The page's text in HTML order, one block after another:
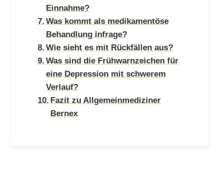
Einnahme?
Was kommt als medikamentöse
Behandlung infrage?
Wie sieht es mit Rückfällen aus?
Was sind die Frühwarnzeichen für
eine Depression mit schwerem
Verlauf?
Fazit zu Allgemeinmediziner
Bernex